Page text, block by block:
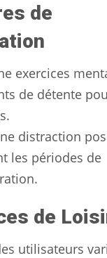
de
exercices
de détente
distraction
les périodes de
de
utilisateurs